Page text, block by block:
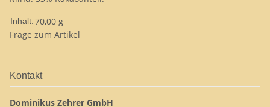
Inhalt:70,00 g
Frage zum Artikel
Kontakt
Dominikus Zehrer GmbH